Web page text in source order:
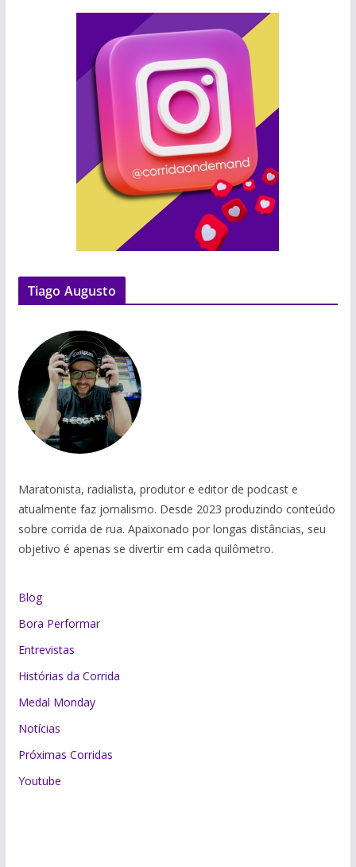
Tiago Augusto
Maratonista, radialista, produtor e editor de podcast e
atualmente faz jornalismo. Desde 2023 produzindo conteúdo
sobre corrida de rua. Apaixonado por longas distâncias, seu
objetivo é apenas se divertir em cada quilômetro.
Blog
Bora Performar
Entrevistas
Histórias da Corrida
Medal Monday
Notícias
Próximas Corridas
Youtube